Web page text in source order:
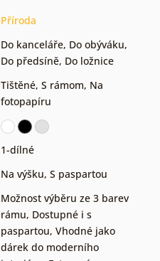
Příroda
Do kanceláře, Do obýváku,
Do předsíně, Do ložnice
Tištěné, S rámom, Na
fotopapíru
1-dílné
Na výšku, S paspartou
Možnost výběru ze 3 barev
rámu, Dostupné i s
paspartou, Vhodné jako
dárek do moderního